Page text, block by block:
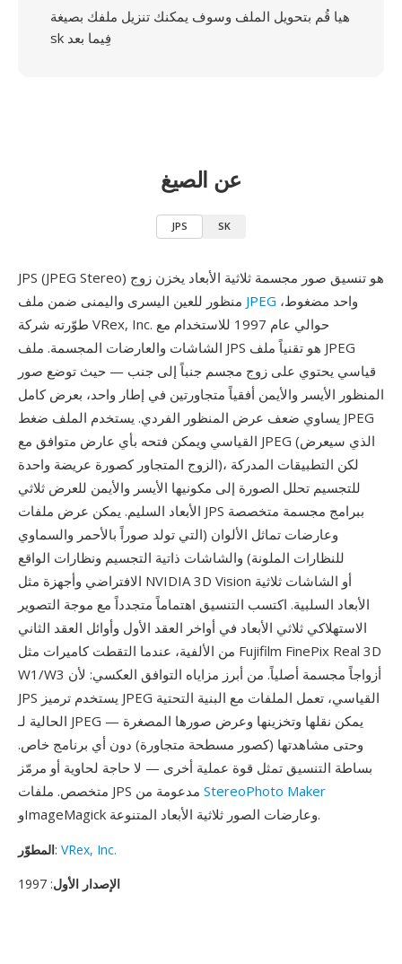
هيا قُم بتحويل الملف وسوف يمكنك تنزيل ملفك بصيغة
sk فِيما بعد
عن الصيغ
JPS SK
JPS (JPEG Stereo) هو تنسيق صور مجسمة ثلاثية الأبعاد يخزن زوج
JPEG
طوّرته شركة VRex, Inc. حوالي عام 1997 للاستخدام مع
الشاشات والعارضات المجسمة. ملف JPS هو تقنياً ملف JPEG
قياسي يحتوي على زوج مجسم جنباً إلى جنب — حيث توضع صور
المنظور الأيسر والأيمن أفقياً متجاورتين في إطار واحد، بعرض كامل
يساوي ضعف عرض المنظور الفردي. يستخدم الملف ضغط JPEG
القياسي ويمكن فتحه بأي عارض متوافق مع JPEG (الذي سيعرض
الزوج المتجاور كصورة عريضة واحدة)، لكن التطبيقات المدركة
للتجسيم تحلل الصورة إلى مكونيها الأيسر والأيمن للعرض ثلاثي
الأبعاد السليم. يمكن عرض ملفات JPS ببرامج مجسمة متخصصة
وعارضات تماثل الألوان (التي تولد صوراً بالأحمر والسماوي
للنظارات الملونة) والشاشات ذاتية التجسيم ونظارات الواقع
الافتراضي وأجهزة مثل NVIDIA 3D Vision أو الشاشات ثلاثية
الأبعاد السلبية. اكتسب التنسيق اهتماماً متجدداً مع موجة التصوير
الاستهلاكي ثلاثي الأبعاد في أواخر العقد الأول وأوائل العقد الثاني
من الألفية، عندما التقطت كاميرات مثل Fujifilm FinePix Real 3D
W1/W3 أزواجاً مجسمة أصلياً. من أبرز مزاياه التوافق العكسي: لأن
JPS يستخدم ترميز JPEG القياسي، تعمل الملفات مع البنية التحتية
الحالية لـ JPEG — يمكن نقلها وتخزينها وعرض صورها المصغرة
وحتى مشاهدتها (كصور مسطحة متجاورة) دون أي برنامج خاص.
بساطة التنسيق تمثل قوة عملية أخرى — لا حاجة لحاوية أو مرمّز
StereoPhoto Maker
وImageMagick وعارضات الصور ثلاثية الأبعاد المتنوعة.
المطوّر: VRex, Inc.
الإصدار الأول: 1997